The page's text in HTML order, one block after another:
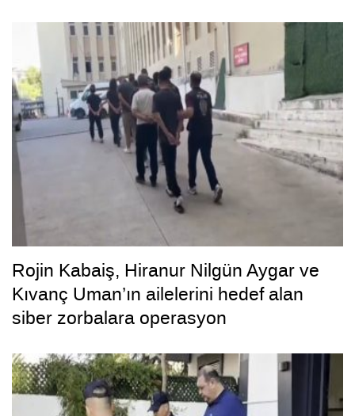
Rojin Kabaiş, Hiranur Nilgün Aygar ve
Kıvanç Uman’ın ailelerini hedef alan
siber zorbalara operasyon